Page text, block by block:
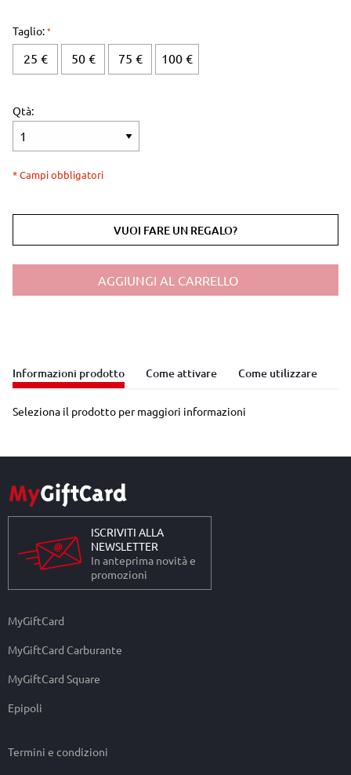
Taglio:
25 € 50 € 75 € 100 €
Qtà:
* Campi obbligatori
VUOI FARE UN REGALO?
AGGIUNGI AL CARRELLO
Informazioni prodotto Come attivare Come utilizzare
Seleziona il prodotto per maggiori informazioni
ISCRIVITI ALLA
NEWSLETTER
In anteprima novità e
promozioni
MyGiftCard
MyGiftCard Carburante
MyGiftCard Square
Epipoli
Termini e condizioni